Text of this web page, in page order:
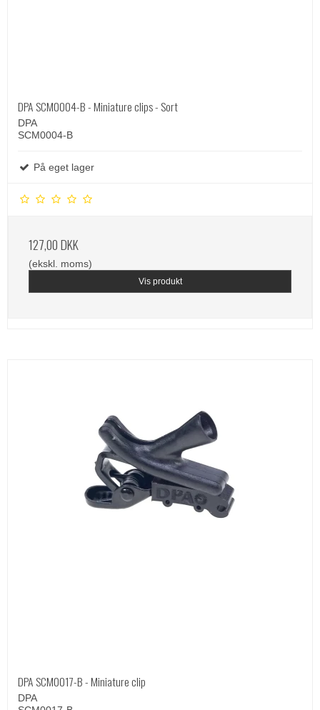
DPA SCM0004-B - Miniature clips - Sort
DPA
SCM0004-B
På eget lager
127,00 DKK
(ekskl. moms)
Vis produkt
DPA SCM0017-B - Miniature clip
DPA